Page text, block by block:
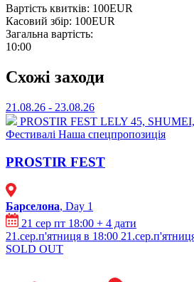
Вартість квитків: 100EUR
Касовий збір: 100EUR
Загальна вартість:
10:00
Схожі заходи
21.08.26 - 23.08.26
PROSTIR FEST ⁠LELY 45,
Фестивалі Наша спецпропозиція
PROSTIR FEST
Барселона, Day 1
21 сер пт 18:00 + 4 дати
21.сер.п'ятниця в 18:00
SOLD OUT